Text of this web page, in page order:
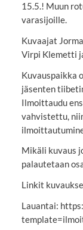
15.5.! Muun
varasijoille.
Kuvaajat
Virpi Klemetti
Kuvauspaikka
jäsenten
Ilmoittaudu
vahvistettu,
Mikäli kuvaus
palautetaan
Linkit
Lauantai: